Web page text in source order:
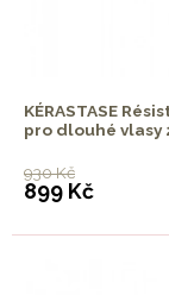
KÉRASTASE
pro dlouhé vlasy
930 Kč
899 Kč